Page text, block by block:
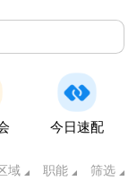
今日速配
域 职能 筛选